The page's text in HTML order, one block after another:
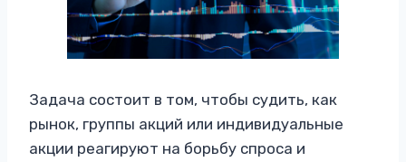
Задача состоит в том, чтобы судить, как
рынок, группы акций или индивидуальные
акции реагируют на борьбу спроса и